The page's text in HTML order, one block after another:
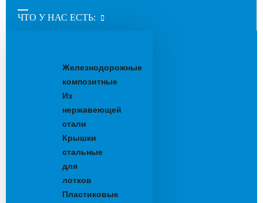
ЧТО У НАС ЕСТЬ:
Железнодорожные
композитные
Из
нержавеющей
стали
Крышки
стальные
для
лотков
Пластиковые